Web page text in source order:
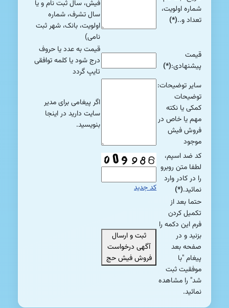
شماره اولویت،
تعداد و..(*)
فیش، سال ثبت نام و یا
سال تشرف، شماره
اولویت، بانک، شهر ثبت
نامی)
قیمت
پیشنهادی:(*)
قیمت به عدد یا حروف
درج شود یا کلمه توافقی
تایپ گردد
سایر توضیحات:
توضیحات
کمکی یا نکته
مهم یا خاص در
فروش فیش
موجود
اگر پیغامی برای مدیر
سایت دارید در اینجا
بنویسید.
کد ضد اسپم،
لطفا متن روبرو
را در کادر وارد
نمائید.(*)
کد جدید
حتما بعد از
تکمیل کردن
فرم این دکمه را
بزنید و در
صفحه بعد
پیغام "با
موفقیت ثبت
شد" را مشاهده
نمائید.
ثبت و ارسال
آگهی درخواست
فروش فیش حج